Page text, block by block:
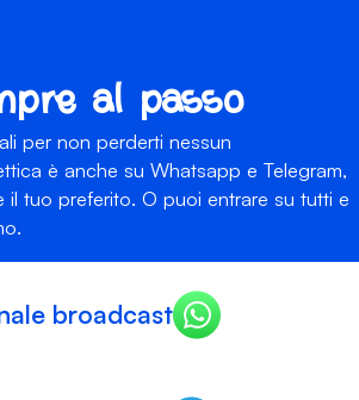
al passo
per non perderti nessun
è anche su Whatsapp e Telegram,
il tuo preferito. O puoi entrare su tutti e
broadcast